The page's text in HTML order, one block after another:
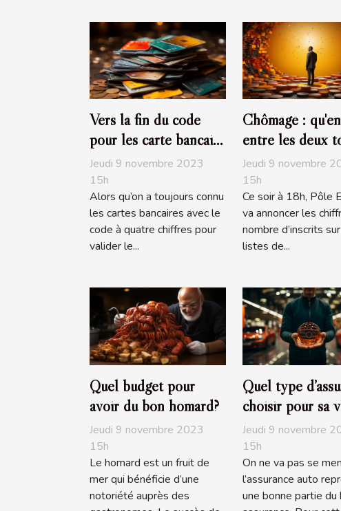
Vers la fin du code
pour les carte bancaire
?
Jeudi 9 novembre 2023
15h
Alors qu’on a toujours connu
les cartes bancaires avec le
code à quatre chiffres pour
valider le...
Chômage :
entre les deux
Jeudi 9 novembre
15h
Ce soir à 18h, Pôle
va annoncer les
nombre d’inscrits
listes de...
Quel budget pour
avoir du bon homard?
Jeudi 9 novembre 2023
15h
Le homard est un fruit de
mer qui bénéficie d’une
notoriété auprès des
Quel type
choisir pour sa
?
Jeudi 9 novembre
15h
On ne va pas se
l’assurance auto
une bonne partie